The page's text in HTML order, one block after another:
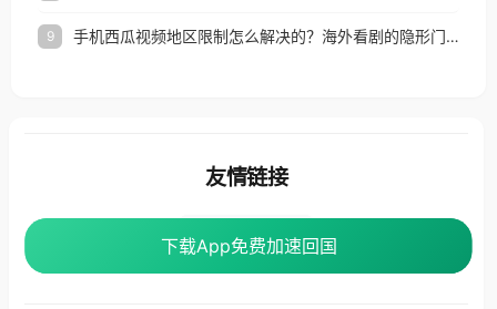
9 手机西瓜视频地区限制怎么解决的？海外看剧的隐形门与钥匙
下载App免费加速回国
下载App免费加速回国
友情链接